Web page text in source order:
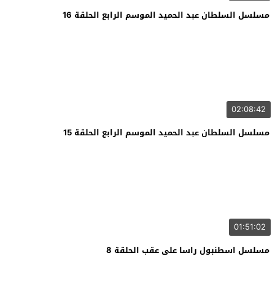
مسلسل السلطان عبد الحميد الموسم الرابع الحلقة 16
02:08:42
مسلسل السلطان عبد الحميد الموسم الرابع الحلقة 15
01:51:02
مسلسل اسطنبول راسا على عقب الحلقة 8